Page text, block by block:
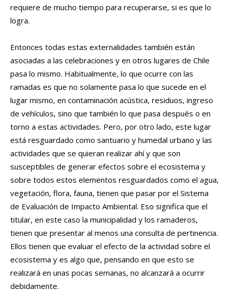
requiere de mucho tiempo para recuperarse, si es que lo
logra.
Entonces todas estas externalidades también están
asociadas a las celebraciones y en otros lugares de Chile
pasa lo mismo. Habitualmente, lo que ocurre con las
ramadas es que no solamente pasa lo que sucede en el
lugar mismo, en contaminación acústica, residuos, ingreso
de vehículos, sino que también lo que pasa después o en
torno a estas actividades. Pero, por otro lado, este lugar
está resguardado como santuario y humedal urbano y las
actividades que se quieran realizar ahí y que son
susceptibles de generar efectos sobre el ecosistema y
sobre todos estos elementos resguardados como el agua,
vegetación, flora, fauna, tienen que pasar por el Sistema
de Evaluación de Impacto Ambiental. Eso significa que el
titular, en este caso la municipalidad y los ramaderos,
tienen que presentar al menos una consulta de pertinencia.
Ellos tienen que evaluar el efecto de la actividad sobre el
ecosistema y es algo que, pensando en que esto se
realizará en unas pocas semanas, no alcanzará a ocurrir
debidamente.